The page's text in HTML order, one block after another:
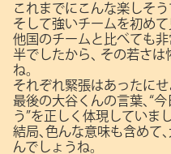
これまでにこんな楽しそ
そして強いチームを初めて
他国のチームと比べても
半でしたから､
その若さは
ね。
それぞれ緊張はあったに
最後の大谷くんの言葉､“
う”を正しく体現していまし
結局､色んな意味も含めて
んでしょうね。